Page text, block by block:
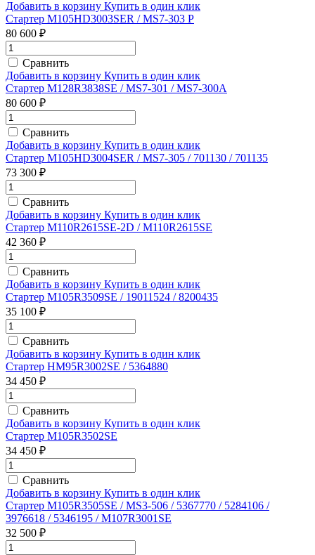
Добавить в корзину Купить в один клик
Стартер M105HD3003SER / MS7-303 P
80 600 ₽
Сравнить
Добавить в корзину Купить в один клик
Стартер M128R3838SE / MS7-301 / MS7-300A
80 600 ₽
Сравнить
Добавить в корзину Купить в один клик
Стартер M105HD3004SER / MS7-305 / 701130 / 701135
73 300 ₽
Сравнить
Добавить в корзину Купить в один клик
Стартер M110R2615SE-2D / M110R2615SE
42 360 ₽
Сравнить
Добавить в корзину Купить в один клик
Стартер M105R3509SE / 19011524 / 8200435
35 100 ₽
Сравнить
Добавить в корзину Купить в один клик
Стартер HM95R3002SE / 5364880
34 450 ₽
Сравнить
Добавить в корзину Купить в один клик
Стартер M105R3502SE
34 450 ₽
Сравнить
Добавить в корзину Купить в один клик
Стартер M105R3505SE / MS3-506 / 5367770 / 5284106 /
3976618 / 5346195 / M107R3001SE
32 500 ₽